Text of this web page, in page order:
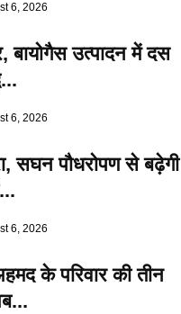
6, 2026
बायोगैस उत्पादन में दस
6, 2026
सघन पौधरोपण से बढ़ेगी
6, 2026
के परिवार की तीन